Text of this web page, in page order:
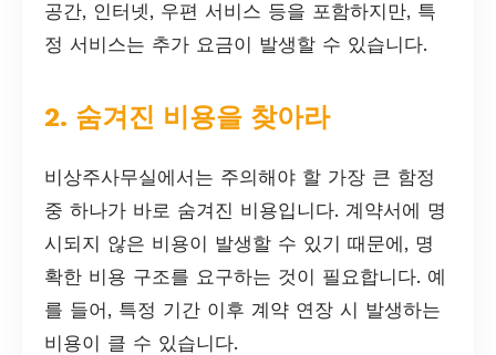
공간, 인터넷, 우편 서비스 등을 포함하지만, 특
정 서비스는 추가 요금이 발생할 수 있습니다.
2. 숨겨진 비용을 찾아라
비상주사무실에서는 주의해야 할 가장 큰 함정
중 하나가 바로 숨겨진 비용입니다. 계약서에 명
시되지 않은 비용이 발생할 수 있기 때문에, 명
확한 비용 구조를 요구하는 것이 필요합니다. 예
를 들어, 특정 기간 이후 계약 연장 시 발생하는
비용이 클 수 있습니다.